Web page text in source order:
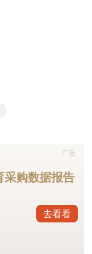
采购数据报告
去看看
广告